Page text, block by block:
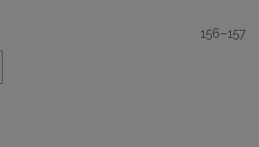
156–157